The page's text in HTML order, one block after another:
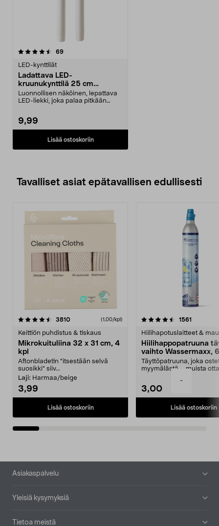
-
69arvostelut
LED-kynttilät
Ladattava LED-
kruunukynttilä 25 cm
valkoinen 2 kpl, Northlight
Luonnollisen näköinen, lepattava
LED-liekki, joka palaa pitkään
9,99
Lisää ostoskoriin
Tavalliset asiat epätavallisen edullisesti
3810arvostelut (1,00/kpl)
Keittiön puhdistus & tiskaus
Mikrokuituliina 32 x 31 cm, 4
kpl
Aftonbladetin "itsestään selvä
suosikki" siiv...
Laji: Harmaa/beige
3,99
Lisää ostoskoriin
4.5viidestä
1561
Hiilihapotuslaitteet &
Hiilihappopatruuna
vaihto Wassermaxx,
Täyttöpatruuna, joka
myymälästä – muista
3,00
Lisää ostoskoriin
4.5viidestä
Alatunniste
Asiakaspalvelu
Yleisiä kysymyksiä
Tietoa meistä